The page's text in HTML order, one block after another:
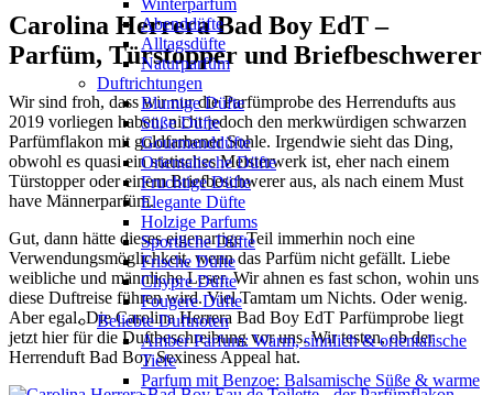
Winterparfum
Abenddüfte
Alltagsdüfte
Naturparfüm
Duftrichtungen
Blumige Düfte
Süße Düfte
Gourmanddüfte
Orientalische Düfte
Fruchtige Düfte
Elegante Düfte
Holzige Parfums
Sportliche Düfte
Frische Düfte
Chypre Düfte
Fougere Düfte
Beliebte Duftnoten
Amber Parfum: Warm, sinnlich & orientalische
Tiefe
Parfum mit Benzoe: Balsamische Süße & warme
Carolina Herrera Bad Boy EdT –
Parfüm, Türstopper und Briefbeschwerer
Wir sind froh, dass wir nur die Parfümprobe des Herrendufts aus
2019 vorliegen haben, nicht jedoch den merkwürdigen schwarzen
Parfümflakon mit goldfarbener Sohle. Irgendwie sieht das Ding,
obwohl es quasi ein statisches Meisterwerk ist, eher nach einem
Türstopper oder einem Briefbeschwerer aus, als nach einem Must
have Männerparfüm.
Gut, dann hätte dieses eigenartige Teil immerhin noch eine
Verwendungsmöglichkeit, wenn das Parfüm nicht gefällt. Liebe
weibliche und männliche Leser. Wir ahnen es fast schon, wohin uns
diese Duftreise führen wird. Viel Tamtam um Nichts. Oder wenig.
Aber egal. Die Carolina Herrera Bad Boy EdT Parfümprobe liegt
jetzt hier für die Duftbeschreibung vor uns. Wir testen, ob der
Herrenduft Bad Boy Sexiness Appeal hat.